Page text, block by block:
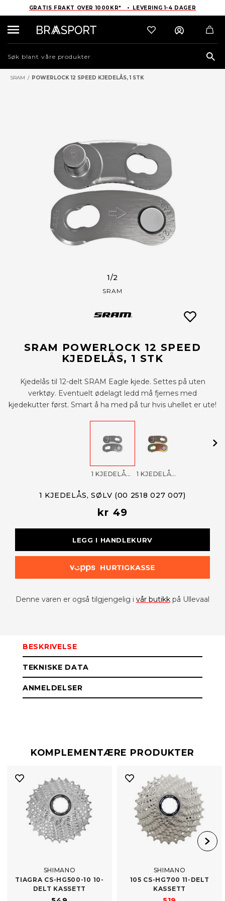
GRATIS FRAKT OVER 1000KR* • LEVERING 1-4 DAGER
SRAM / POWERLOCK 12 SPEED KJEDELÅS, 1 STK
1/2
SRAM
SRAM POWERLOCK 12 SPEED
KJEDELÅS, 1 STK
Kjedelås til 12-delt SRAM Eagle kjede. Settes på uten
verktøy. Eventuelt ødelagt ledd må fjernes med
kjedekutter først. Smart å ha med på tur hvis uhellet er ute!
1 KJEDELÅS, SØLV (00 2518 027 007) 1 KJEDELÅS, RAINBOW (00 2518 027 003)
1 KJEDELÅS, SØLV (00 2518 027 007)
kr 49
LEGG I HANDLEKURV
Denne varen er også tilgjengelig i vår butikk på Ullevaal
BESKRIVELSE
TEKNISKE DATA
ANMELDELSER
KOMPLEMENTÆRE PRODUKTER
SHIMANO
TIAGRA CS-​HG500-10 10-
DELT KASSETT
SHIMANO
105 CS-​HG700 11-DELT
KASSETT